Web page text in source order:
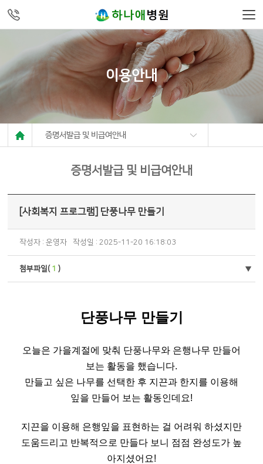
이용안내
증명서발급 및 비급여안내
증명서발급 및 비급여안내
[사회복지 프로그램] 단풍나무 만들기
작성자 : 운영자 작성일 : 2025-11-20 16:18:03
첨부파일( 1 )
단풍나무 만들기
오늘은 가을계절에 맞춰 단풍나무와 은행나무 만들어
보는 활동을 했습니다.
만들고 싶은 나무를 선택한 후 지끈과 한지를 이용해
잎을 만들어 보는 활동인데요!
지끈을 이용해 은행잎을 표현하는 걸 어려워 하셨지만
도움드리고 반복적으로 만들다 보니 점점 완성도가 높
아지셨어요!